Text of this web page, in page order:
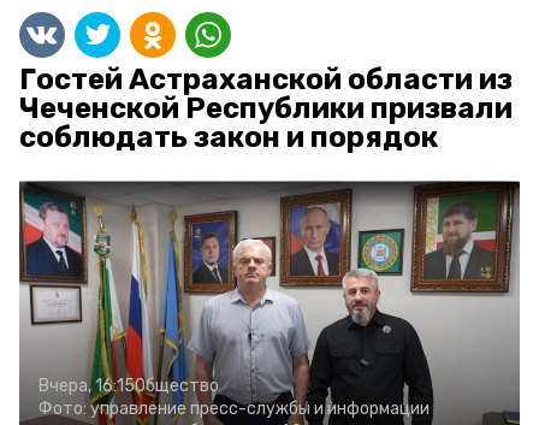
Гостей Астраханской области из
Чеченской Республики призвали
соблюдать закон и порядок
Вчера, 16:15Общество
Фото: управление пресс-службы и информации